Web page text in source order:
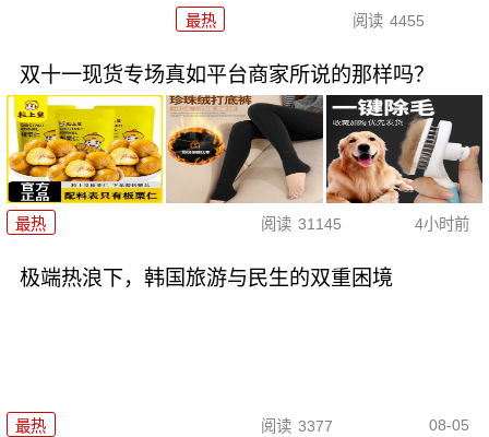
最热 阅读 4455
双十一现货专场真如平台商家所说的那样吗？
最热 阅读 31145 4小时前
极端热浪下，韩国旅游与民生的双重困境
最热 阅读 3377 08-05